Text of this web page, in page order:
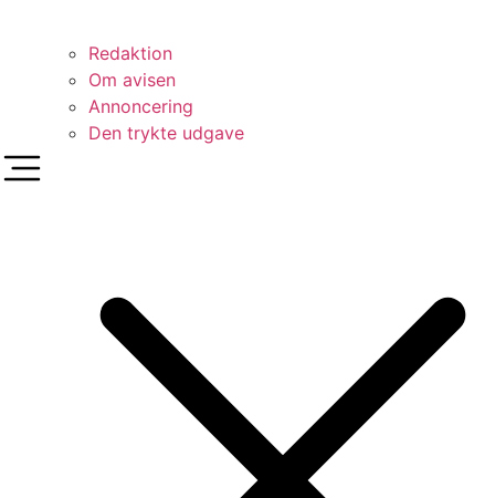
Redaktion
Om avisen
Annoncering
Den trykte udgave